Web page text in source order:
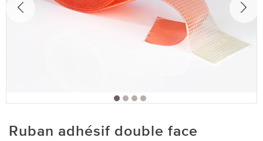
Ruban adhésif double face